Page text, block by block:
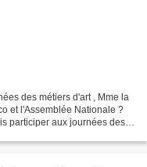
des métiers d'art , Mme la
et l'Assemblée Nationale ?
participer aux journées des